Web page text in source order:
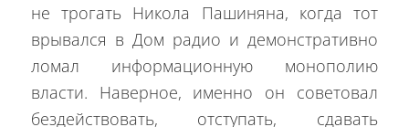
не трогать Никола Пашиняна, когда тот
врывался в Дом радио и демонстративно
ломал информационную монополию
власти. Наверное, именно он советовал
бездействовать, отступать, сдавать